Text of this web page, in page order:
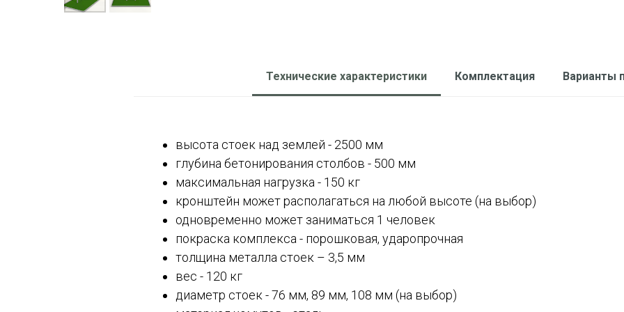
Технические характеристики Комплектация Варианты
высота стоек над землей - 2500 мм
глубина бетонирования столбов - 500 мм
максимальная нагрузка - 150 кг
кронштейн может располагаться на любой высоте (на выбор)
одновременно может заниматься 1 человек
покраска комплекса - порошковая, ударопрочная
толщина металла стоек – 3,5 мм
вес - 120 кг
диаметр стоек - 76 мм, 89 мм, 108 мм (на выбор)